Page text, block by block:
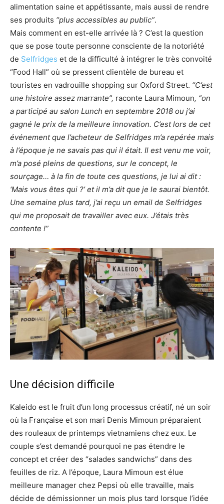
alimentation saine et appétissante, mais aussi de rendre
ses produits “plus accessibles au public”.
Mais comment en est-elle arrivée là ? C’est la question
que se pose toute personne consciente de la notoriété
de Selfridges et de la difficulté à intégrer le très convoité
“Food Hall” où se pressent clientèle de bureau et
touristes en vadrouille shopping sur Oxford Street. “C’est
une histoire assez marrante”, raconte Laura Mimoun, “on
a participé au salon Lunch en septembre 2018 ou j’ai
gagné le prix de la meilleure innovation. C’est lors de cet
événement que l’acheteur de Selfridges m’a repérée mais
à l’époque je ne savais pas qui il était. Il est venu me voir,
m’a posé pleins de questions, sur le concept, le
sourçage… à la fin de toute ces questions, je lui ai dit :
‘Mais vous êtes qui ?’ et il m’a dit que je le saurai bientôt.
Une semaine plus tard, j’ai reçu un email de Selfridges
qui me proposait de travailler avec eux. J’étais très
contente !”
Une décision difficile
Kaleido est le fruit d’un long processus créatif, né un soir
où la Française et son mari Denis Mimoun préparaient
des rouleaux de printemps vietnamiens chez eux. Le
couple s’est demandé pourquoi ne pas étendre le
concept et créer des “salades sandwichs” dans des
feuilles de riz. A l’époque, Laura Mimoun est élue
meilleure manager chez Pepsi où elle travaille, mais
décide de démissionner un mois plus tard lorsque l’idée